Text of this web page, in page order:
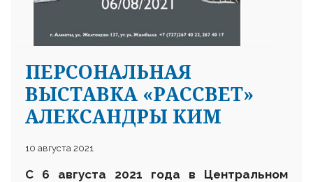
ПЕРСОНАЛЬНАЯ
ВЫСТАВКА «РАССВЕТ»
АЛЕКСАНДРЫ КИМ
10 августа 2021
С 6 августа 2021 года в Центральном